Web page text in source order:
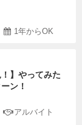
1年からOK
】やってみた
ン！
アルバイト